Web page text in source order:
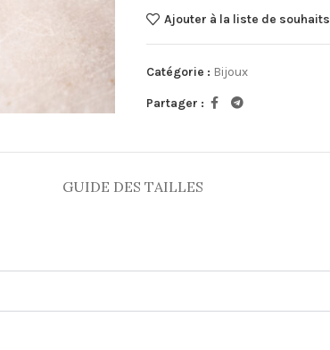
Ajouter à la liste de souhaits
Catégorie : Bijoux
Partager :
GUIDE DES TAILLES